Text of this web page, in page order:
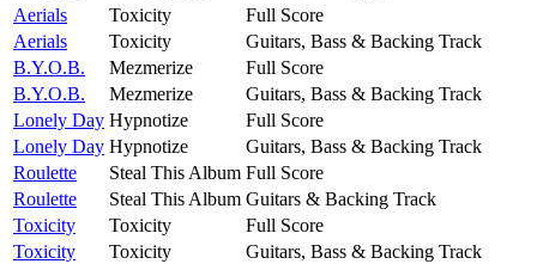
Aerials
Toxicity
Full Score
Aerials
Toxicity
Guitars, Bass & Backing Track
B.Y.O.B.
Mezmerize
Full Score
B.Y.O.B.
Mezmerize
Guitars, Bass & Backing Track
Lonely Day Hypnotize
Full Score
Lonely Day Hypnotize
Guitars, Bass & Backing Track
Roulette
Steal This Album Full Score
Roulette
Steal This Album Guitars & Backing Track
Toxicity
Toxicity
Full Score
Toxicity
Toxicity
Guitars, Bass & Backing Track